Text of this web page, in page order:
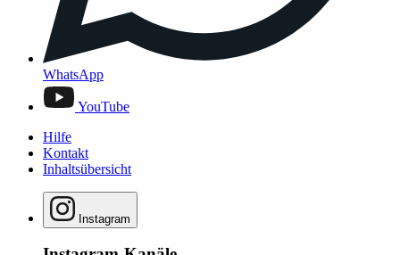
WhatsApp
YouTube
Hilfe
Kontakt
Inhaltsübersicht
Instagram